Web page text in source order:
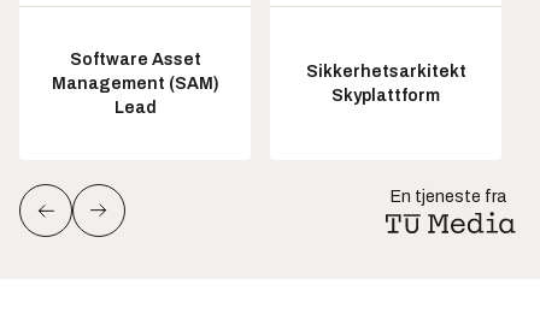
Software Asset
Management (SAM)
Lead
Sikkerhetsarkitekt
Skyplattform
En tjeneste fra